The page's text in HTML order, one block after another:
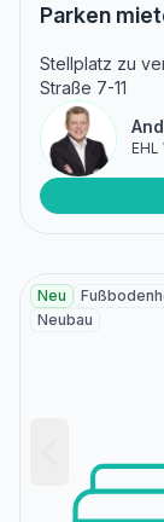
Parken
Stellplatz zu
Straße 7-11
EHL
Neu
Neubau